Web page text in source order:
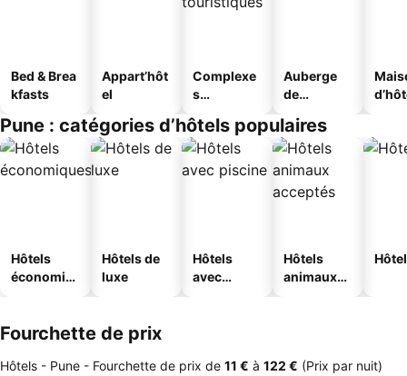
Bed & Brea
kfasts
Appart’hôt
el
Complexe
s
s
Auberge
de
Pune : catégories d’hôtels populaires
Hôtels
économiq
Hôtels de
luxe
Hôtels
avec
Hôtels
animaux
Fourchette de prix
Hôtels - Pune - Fourchette de prix de ‎11 € à ‎122 € (Prix par nuit)